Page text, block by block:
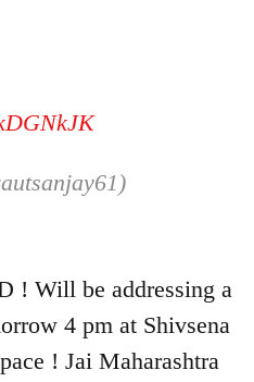
! Will be addressing a
4 pm at Shivsena
! Jai Maharashtra